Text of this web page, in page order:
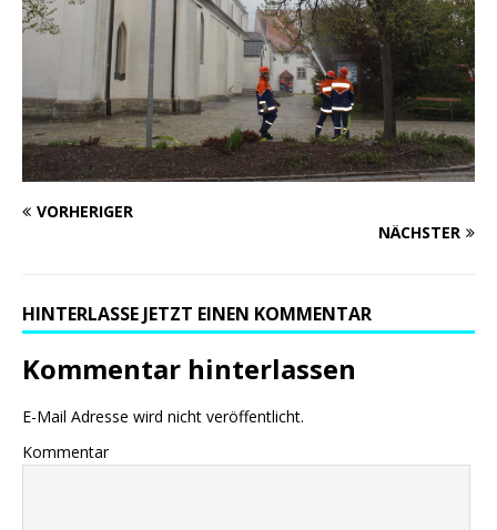
VORHERIGER
NÄCHSTER
HINTERLASSE JETZT EINEN KOMMENTAR
Kommentar hinterlassen
E-Mail Adresse wird nicht veröffentlicht.
Kommentar